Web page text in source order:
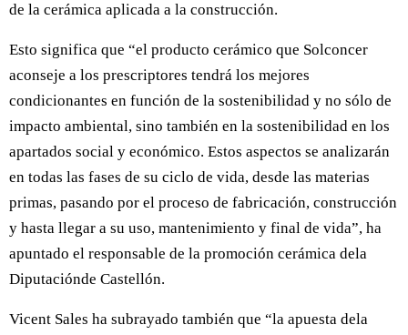
de la cerámica aplicada a la construcción.
Esto significa que “el producto cerámico que Solconcer
aconseje a los prescriptores tendrá los mejores
condicionantes en función de la sostenibilidad y no sólo de
impacto ambiental, sino también en la sostenibilidad en los
apartados social y económico. Estos aspectos se analizarán
en todas las fases de su ciclo de vida, desde las materias
primas, pasando por el proceso de fabricación, construcción
y hasta llegar a su uso, mantenimiento y final de vida”, ha
apuntado el responsable de la promoción cerámica dela
Diputaciónde Castellón.
Vicent Sales ha subrayado también que “la apuesta dela